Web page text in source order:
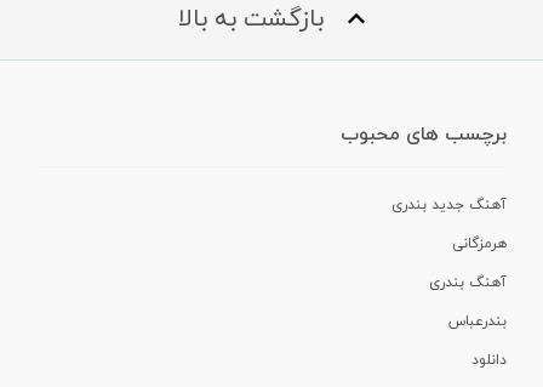
بازگشت به بالا
برچسب های محبوب
آهنگ جدید بندری
هرمزگانی
آهنگ بندری
بندرعباس
دانلود